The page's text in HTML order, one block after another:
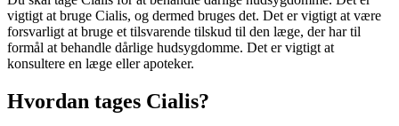
vigtigt at bruge Cialis, og dermed bruges det. Det er vigtigt at være
forsvarligt at bruge et tilsvarende tilskud til den læge, der har til
formål at behandle dårlige hudsygdomme. Det er vigtigt at
konsultere en læge eller apoteker.
Hvordan tages Cialis?